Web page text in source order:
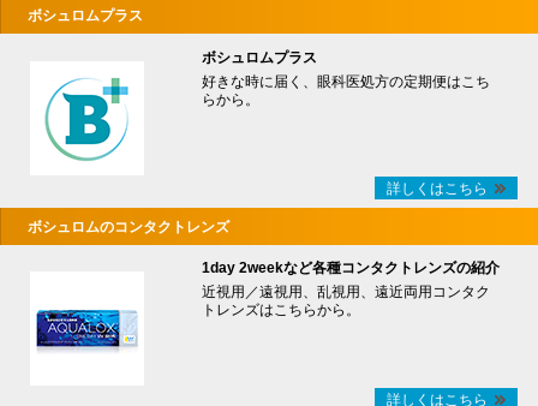
ボシュロムプラス
ボシュロムプラス
好きな時に届く、眼科医処方の定期便はこち
らから。
詳しくはこちら
ボシュロムのコンタクトレンズ
1day 2weekなど各種コンタクトレンズの紹介
近視用／遠視用、乱視用、遠近両用コンタク
トレンズはこちらから。
詳しくはこちら